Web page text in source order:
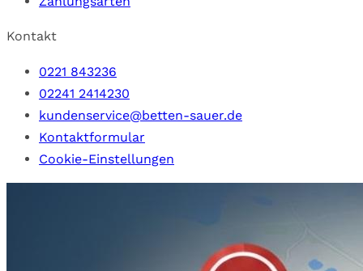
Kontakt
0221 843236
02241 2414230
kundenservice@betten-sauer.de
Kontaktformular
Cookie-Einstellungen